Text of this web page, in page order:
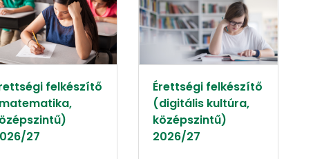
felkészítő
27
Érettségi felkészítő
(digitális kultúra,
középszintű)
2026/27